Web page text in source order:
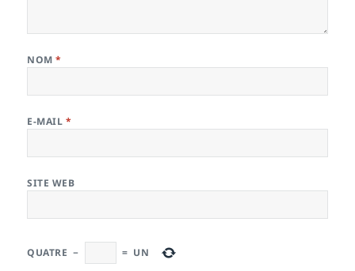
NOM*
E-MAIL *
SITE WEB
QUATRE − = UN